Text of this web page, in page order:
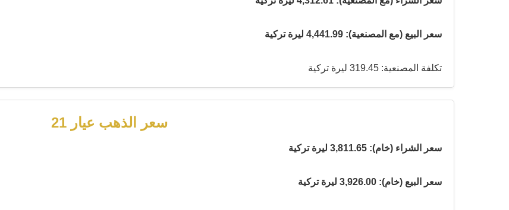
سعر البيع (مع المصنعية): 4,441.99 ليرة تركية
تكلفة المصنعية: 319.45 ليرة تركية
سعر الذهب عيار 21
سعر الشراء (خام): 3,811.65 ليرة تركية
سعر البيع (خام): 3,926.00 ليرة تركية